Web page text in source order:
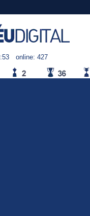
online: 427